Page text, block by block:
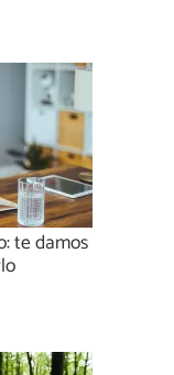
te damos